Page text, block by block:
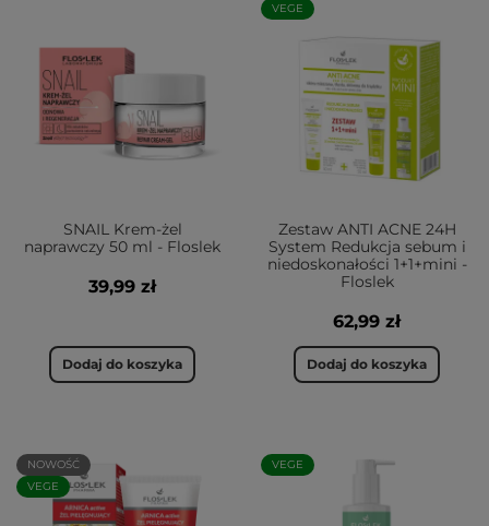
SNAIL Krem-żel
naprawczy 50 ml - Floslek
39,99 zł
Dodaj do koszyka
VEGE
Zestaw ANTI ACNE 24H
System Redukcja sebum i
niedoskonałości 1+1+mini -
Floslek
62,99 zł
Dodaj do koszyka
NOWOŚĆ
VEGE
VEGE